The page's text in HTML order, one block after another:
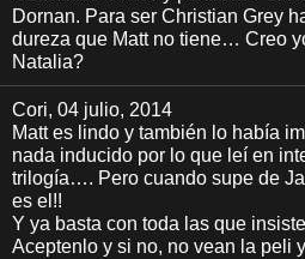
Dornan. Para ser Christian Grey
dureza que Matt no tiene… Creo
Natalia?
Cori, 04 julio, 2014
Matt es lindo y también lo había
nada inducido por lo que leí en
trilogía…. Pero cuando supe de
es el!!
Y ya basta con toda las que
Aceptenlo y si no, no vean la peli